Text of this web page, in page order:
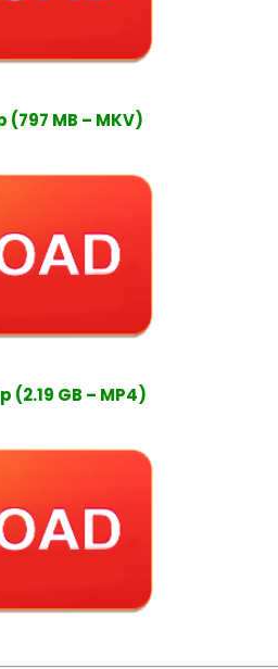
(797 MB – MKV)
(2.19 GB – MP4)